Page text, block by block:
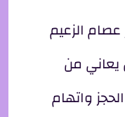
الزعيم
يعاني من
واتهام